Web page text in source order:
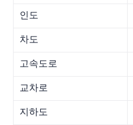
인도
차도
고속도로
교차로
지하도